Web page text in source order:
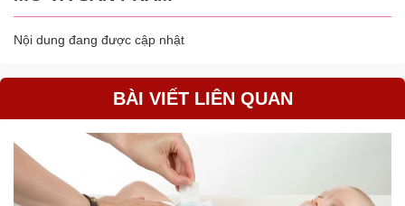
Nội dung đang được cập nhật
BÀI VIẾT LIÊN QUAN